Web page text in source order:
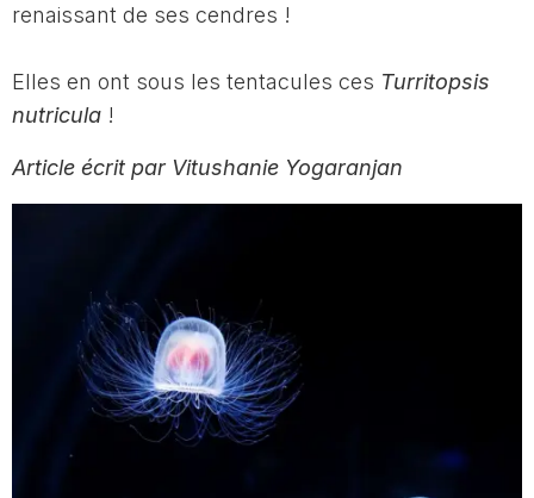
renaissant de ses cendres !
Elles en ont sous les tentacules ces Turritopsis
nutricula !
Article écrit par Vitushanie Yogaranjan